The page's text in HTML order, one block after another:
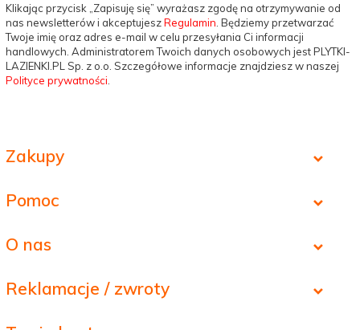
Klikając przycisk „Zapisuję się” wyrażasz zgodę na otrzymywanie od
nas newsletterów i akceptujeszRegulamin . Będziemy przetwarzać
Twoje imię oraz adres e-mail w celu przesyłania Ci informacji
handlowych. Administratorem Twoich danych osobowych jest PLYTKI-
LAZIENKI.PL Sp. z o.o. Szczegółowe informacje znajdziesz w naszej
Polityce prywatności
Zakupy
Pomoc
O nas
Reklamacje / zwroty